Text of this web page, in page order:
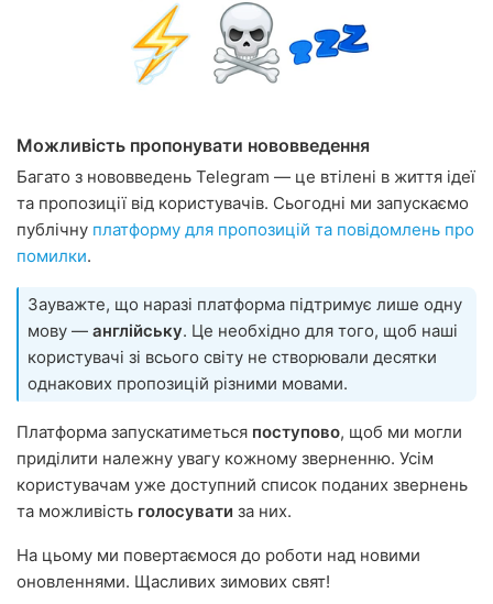
Можливість пропонувати нововведення
Багато з нововведень Telegram — це втілені в життя ідеї
та пропозиції від користувачів. Сьогодні ми запускаємо
публічну платформу для пропозицій та повідомлень про
помилки.
Зауважте, що наразі платформа підтримує лише одну
мову — англійську. Це необхідно для того, щоб наші
користувачі зі всього світу не створювали десятки
однакових пропозицій різними мовами.
Платформа запускатиметься поступово, щоб ми могли
приділити належну увагу кожному зверненню. Усім
користувачам уже доступний список поданих звернень
та можливість голосувати за них.
На цьому ми повертаємося до роботи над новими
оновленнями. Щасливих зимових свят!